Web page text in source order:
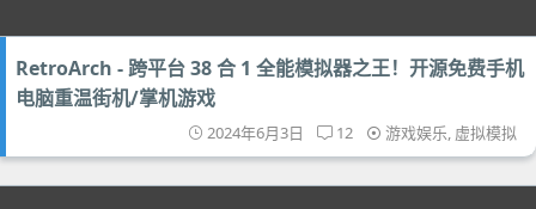
RetroArch - 跨平台 38 合 1 全能模拟器之王！开源免费手机
电脑重温街机/掌机游戏
2024年6月3日 12 游戏娱乐, 虚拟模拟